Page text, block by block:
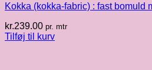
Kokka (kokka-fabric) : fast bomuld
kr.239.00 pr. mtr
Tilføj til kurv